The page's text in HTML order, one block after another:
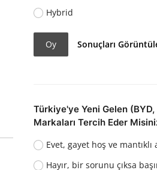
Hybrid
Oy Sonuçları
Türkiye'ye Yeni Gelen (BYD,
Markaları Tercih Eder
Evet, gayet hoş ve mantıklı
Hayır, bir sorunu çıksa